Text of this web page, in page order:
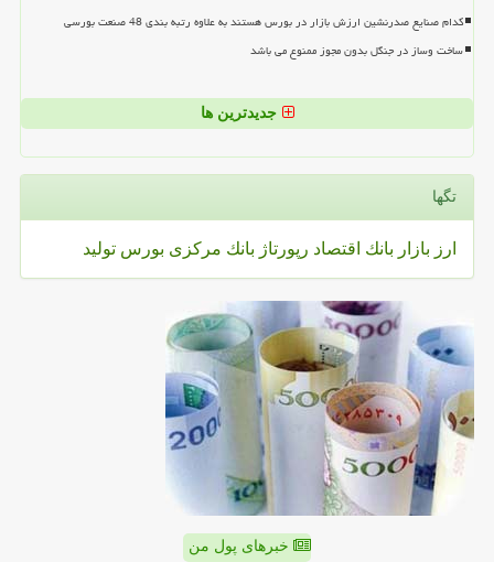
کدام صنایع صدرنشین ارزش بازار در بورس هستند به علاوه رتبه بندی 48 صنعت بورسی
ساخت وساز در جنگل بدون مجوز ممنوع می باشد
جدیدترین ها
تگها
ارز بازار بانك اقتصاد رپورتاژ بانك مركزی بورس تولید
خبرهای پول من